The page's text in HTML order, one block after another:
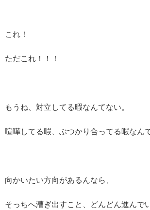
これ！
ただこれ！！！
もうね、対立してる暇なんてない。
喧嘩してる暇、ぶつかり合ってる暇なん
向かいたい方向があるんなら、
そっちへ漕ぎ出すこと、どんどん進んで